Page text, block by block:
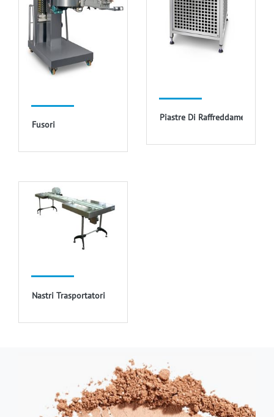
Fusori
Piastre Di Raffreddamento
Nastri Trasportatori